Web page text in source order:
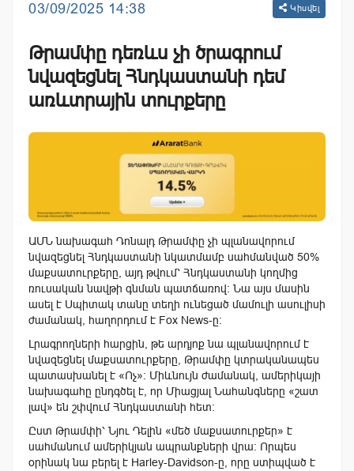
03/09/2025 14:38 Կիսվել
Թրամփը դեռևս չի ծրագրում
նվազեցնել Հնդկաստանի դեմ
առևտրային տուրքերը
ԱՄՆ նախագահ Դոնալդ Թրամփը չի պլանավորում
նվազեցնել Հնդկաստանի նկատմամբ սահմանված 50%
մաքսատուրքերը, այդ թվում՝ Հնդկաստանի կողմից
ռուսական նավթի գնման պատճառով։ Նա այս մասին
ասել է Սպիտակ տանը տեղի ունեցած մամուլի ասուլիսի
ժամանակ, հաղորդում է Fox News-ը։
Լրագրողների հարցին, թե արդյոք նա պլանավորում է
նվազեցնել մաքսատուրքերը, Թրամփը կտրականապես
պատասխանել է «Ոչ»։ Միևնույն ժամանակ, ամերիկայի
նախագահը ընդգծել է, որ Միացյալ Նահանգները «շատ
լավ» են շփվում Հնդկաստանի հետ։
Ըստ Թրամփի՝ Նյու Դելին «մեծ մաքսատուրքեր» է
սահմանում ամերիկյան ապրանքների վրա։ Որպես
օրինակ նա բերել է Harley-Davidson-ը, որը ստիպված է